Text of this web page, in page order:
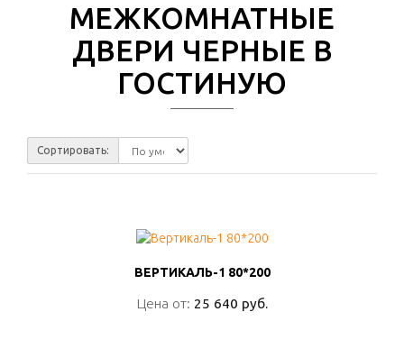
МЕЖКОМНАТНЫЕ
ДВЕРИ ЧЕРНЫЕ В
ГОСТИНУЮ
Сортировать:
ВЕРТИКАЛЬ-1 80*200
Цена от: 25 640 руб.
ВЕРТИКАЛЬ-1 80*200
Цена от: 25 640 руб.